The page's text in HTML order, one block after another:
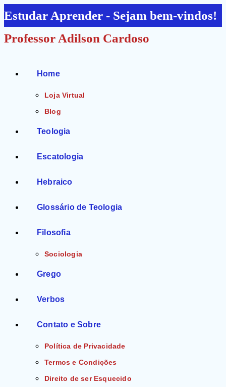
Ir
para
o
Estudar Aprender - Sejam bem-vindos!
Professor Adilson Cardoso
Home
Loja Virtual
Blog
Teologia
Escatologia
Hebraico
Glossário de Teologia
Filosofia
Sociologia
Grego
Verbos
Contato e Sobre
Política de Privacidade
Termos e Condições
Direito de ser Esquecido